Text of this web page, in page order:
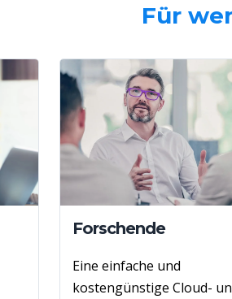
Für
Forschende
Eineeinfache und
kostengünstige Cloud-